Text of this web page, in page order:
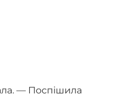
— Поспішила